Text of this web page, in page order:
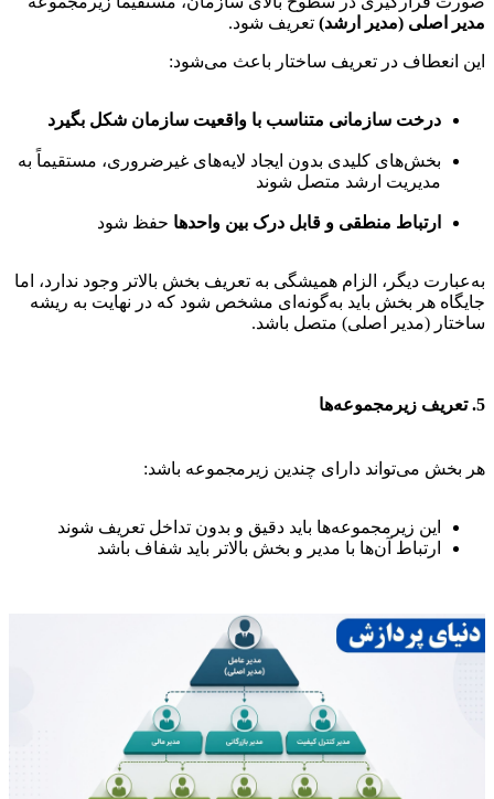
مدیر اصلی (مدیر ارشد) تعریف شود.
این انعطاف در تعریف ساختار باعث می‌شود:
درخت سازمانی متناسب با واقعیت سازمان شکل بگیرد
بخش‌های کلیدی بدون ایجاد لایه‌های غیرضروری، مستقیماً به
مدیریت ارشد متصل شوند
ارتباط منطقی و قابل درک بین واحدها حفظ شود
به‌عبارت دیگر، الزام همیشگی به تعریف بخش بالاتر وجود ندارد، اما
جایگاه هر بخش باید به‌گونه‌ای مشخص شود که در نهایت به ریشه
ساختار (مدیر اصلی) متصل باشد.
5. تعریف زیرمجموعه‌ها
هر بخش می‌تواند دارای چندین زیرمجموعه باشد:
این زیرمجموعه‌ها باید دقیق و بدون تداخل تعریف شوند
ارتباط آن‌ها با مدیر و بخش بالاتر باید شفاف باشد